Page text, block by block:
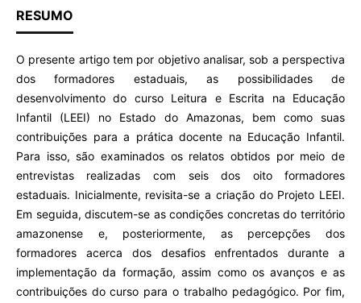
RESUMO
O presente artigo tem por objetivo analisar, sob a perspectiva
dos formadores estaduais, as possibilidades de
desenvolvimento do curso Leitura e Escrita na Educação
Infantil (LEEI) no Estado do Amazonas, bem como suas
contribuições para a prática docente na Educação Infantil.
Para isso, são examinados os relatos obtidos por meio de
entrevistas realizadas com seis dos oito formadores
estaduais. Inicialmente, revisita-se a criação do Projeto LEEI.
Em seguida, discutem-se as condições concretas do território
amazonense e, posteriormente, as percepções dos
formadores acerca dos desafios enfrentados durante a
implementação da formação, assim como os avanços e as
contribuições do curso para o trabalho pedagógico. Por fim,